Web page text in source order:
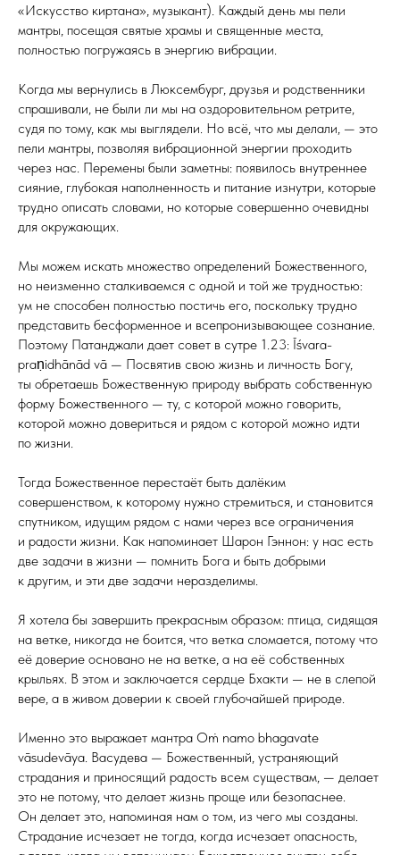
«Искусство киртана», музыкант). Каждый день мы пели
мантры, посещая святые храмы и священные места,
полностью погружаясь в энергию вибрации.
Когда мы вернулись в Люксембург, друзья и родственники
спрашивали, не были ли мы на оздоровительном ретрите,
судя по тому, как мы выглядели. Но всё, что мы делали, — это
пели мантры, позволяя вибрационной энергии проходить
через нас. Перемены были заметны: появилось внутреннее
сияние, глубокая наполненность и питание изнутри, которые
трудно описать словами, но которые совершенно очевидны
для окружающих.
Мы можем искать множество определений Божественного,
но неизменно сталкиваемся с одной и той же трудностью:
ум не способен полностью постичь его, поскольку трудно
представить бесформенное и всепронизывающее сознание.
Поэтому Патанджали дает совет в сутре 1.23: Īśvara-
praṇidhānād vā — Посвятив свою жизнь и личность Богу,
ты обретаешь Божественную природу выбрать собственную
форму Божественного — ту, с которой можно говорить,
которой можно довериться и рядом с которой можно идти
по жизни.
Тогда Божественное перестаёт быть далёким
совершенством, к которому нужно стремиться, и становится
спутником, идущим рядом с нами через все ограничения
и радости жизни. Как напоминает Шарон Гэннон: у нас есть
две задачи в жизни — помнить Бога и быть добрыми
к другим, и эти две задачи неразделимы.
Я хотела бы завершить прекрасным образом: птица, сидящая
на ветке, никогда не боится, что ветка сломается, потому что
её доверие основано не на ветке, а на её собственных
крыльях. В этом и заключается сердце Бхакти — не в слепой
вере, а в живом доверии к своей глубочайшей природе.
Именно это выражает мантра Oṁ namo bhagavate
vāsudevāya. Васудева — Божественный, устраняющий
страдания и приносящий радость всем существам, — делает
это не потому, что делает жизнь проще или безопаснее.
Он делает это, напоминая нам о том, из чего мы созданы.
Страдание исчезает не тогда, когда исчезает опасность,